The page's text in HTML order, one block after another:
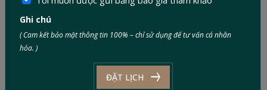
5.1 Hoàn thiện bề mặt
Ghi chú
( Cam kết bảo mật thông tin 100% – chỉ sử dụng để tư vấn cá nhân
hóa. )
ĐẶT LỊCH